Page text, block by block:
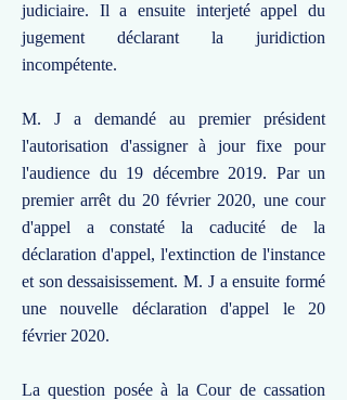
judiciaire. Il a ensuite interjeté appel du
jugement déclarant la juridiction
incompétente.
M. J a demandé au premier président
l'autorisation d'assigner à jour fixe pour
l'audience du 19 décembre 2019. Par un
premier arrêt du 20 février 2020, une cour
d'appel a constaté la caducité de la
déclaration d'appel, l'extinction de l'instance
et son dessaisissement. M. J a ensuite formé
une nouvelle déclaration d'appel le 20
février 2020.
La question posée à la Cour de cassation